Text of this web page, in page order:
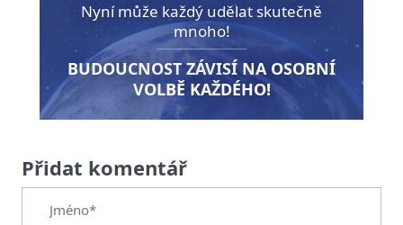
Nyní může každý udělat skutečně
mnoho!
BUDOUCNOST ZÁVISÍ NA OSOBNÍ
VOLBĚ KAŽDÉHO!
Přidat komentář